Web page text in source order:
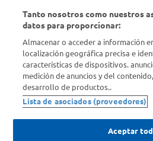
Conocenos
Info útil
Comprá Online
Tanto nosotros como nuestros
datos para proporcionar:
Almacenar o acceder a información
localización geográfica precisa e
características de dispositivos.
medición de anuncios y del
desarrollo de productos..
Lista de asociados (proveedores)
Aceptar